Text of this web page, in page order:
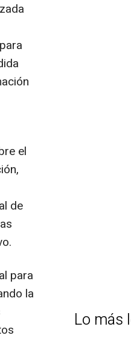
el
de
para
la
Lo más